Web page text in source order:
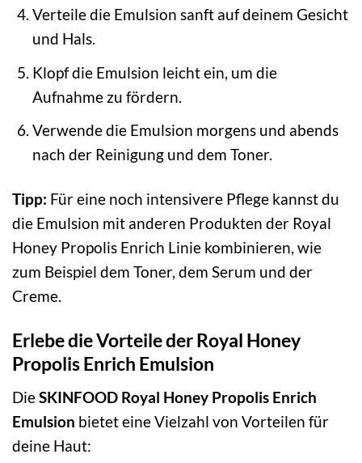
Verteile die Emulsion sanft auf deinem Gesicht
und Hals.
Klopf die Emulsion leicht ein, um die
Aufnahme zu fördern.
Verwende die Emulsion morgens und abends
nach der Reinigung und dem Toner.
Tipp: Für eine noch intensivere Pflege kannst du
die Emulsion mit anderen Produkten der Royal
Honey Propolis Enrich Linie kombinieren, wie
zum Beispiel dem Toner, dem Serum und der
Creme.
Erlebe die Vorteile der Royal Honey
Propolis Enrich Emulsion
DieSKINFOOD Royal Honey Propolis Enrich
Emulsion bietet eine Vielzahl von Vorteilen für
deine Haut: